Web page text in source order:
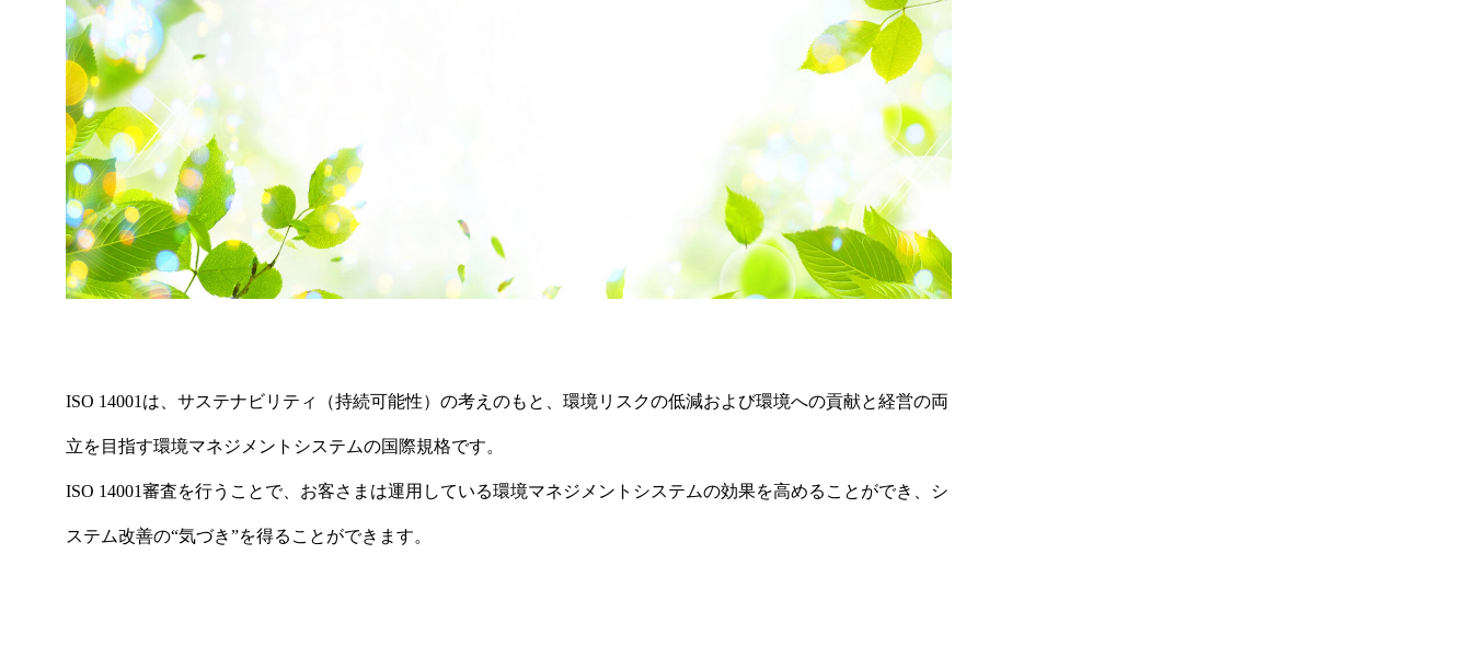
ISO 14001は、サステナビリティ（持続可能性）の考えのもと、環境リスクの低減および環境への貢献と経営の両
立を目指す環境マネジメントシステムの国際規格です。
ISO 14001審査を行うことで、お客さまは運用している環境マネジメントシステムの効果を高めることができ、シ
ステム改善の“気づき”を得ることができます。